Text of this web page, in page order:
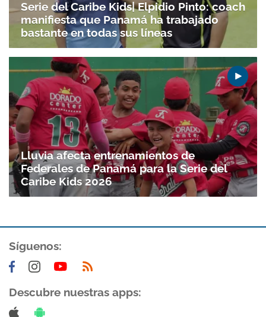
Gracias por suscribirte a nuestro boletín.
ACEPTAR
Serie del Caribe Kids| Elpidio Pinto: coach
manifiesta que Panamá ha trabajado
bastante en todas sus líneas
Lluvia afecta entrenamientos de
Federales de Panamá para la Serie del
Caribe Kids 2026
Síguenos:
Descubre nuestras apps: